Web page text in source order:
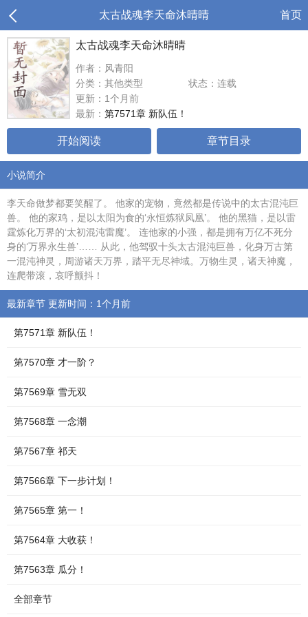
太古战魂李天命沐晴晴 首页
太古战魂李天命沐晴晴
作者：风青阳
分类：其他类型
状态：连载
更新：1个月前
最新： 第7571章 新队伍！
开始阅读 章节目录
小说简介
李天命做梦都要笑醒了。 他家的宠物，竟然都是传说中的太古混沌巨
兽。 他的家鸡，是以太阳为食的‘永恒炼狱凤凰’。 他的黑猫，是以雷
霆炼化万界的‘太初混沌雷魔’。 连他家的小强，都是拥有万亿不死分
身的‘万界永生兽’…… 从此，他驾驭十头太古混沌巨兽，化身万古第
一混沌神灵，周游诸天万界，踏平无尽神域。万物生灵，诸天神魔，
连爬带滚，哀呼颤抖！
最新章节 更新时间：1个月前
第7571章 新队伍！
第7570章 才一阶？
第7569章 雪无双
第7568章 一念潮
第7567章 祁天
第7566章 下一步计划！
第7565章 第一！
第7564章 大收获！
第7563章 瓜分！
全部章节